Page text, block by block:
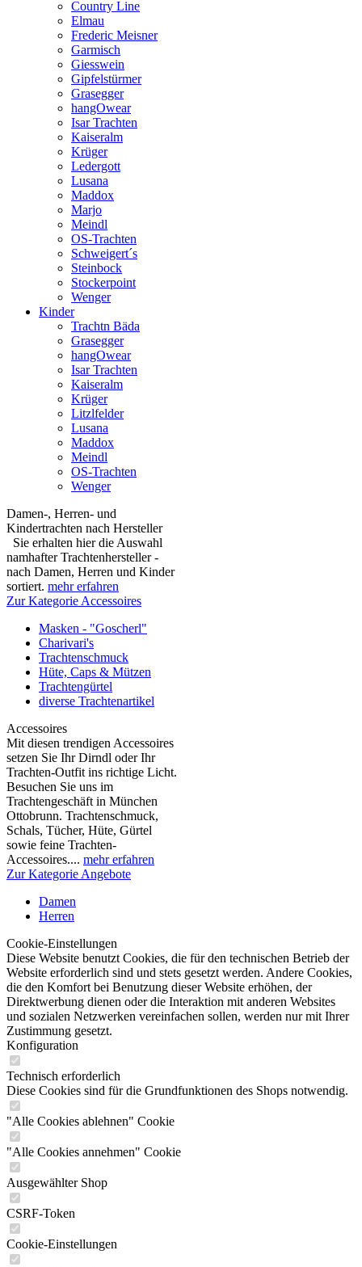
Country Line
Elmau
Frederic Meisner
Garmisch
Giesswein
Gipfelstürmer
Grasegger
hangOwear
Isar Trachten
Kaiseralm
Krüger
Ledergott
Lusana
Maddox
Marjo
Meindl
OS-Trachten
Schweigert´s
Steinbock
Stockerpoint
Wenger
Kinder
Trachtn Bäda
Grasegger
hangOwear
Isar Trachten
Kaiseralm
Krüger
Litzlfelder
Lusana
Maddox
Meindl
OS-Trachten
Wenger
Damen-, Herren- und
Kindertrachten nach Hersteller
Sie erhalten hier die Auswahl
namhafter Trachtenhersteller -
nach Damen, Herren und Kinder
sortiert. mehr erfahren
Zur Kategorie Accessoires
Masken - "Goscherl"
Charivari's
Trachtenschmuck
Hüte, Caps & Mützen
Trachtengürtel
diverse Trachtenartikel
Accessoires
Mit diesen trendigen Accessoires
setzen Sie Ihr Dirndl oder Ihr
Trachten-Outfit ins richtige Licht.
Besuchen Sie uns im
Trachtengeschäft in München
Ottobrunn. Trachtenschmuck,
Schals, Tücher, Hüte, Gürtel
sowie feine Trachten-
Accessoires.... mehr erfahren
Zur Kategorie Angebote
Damen
Herren
Cookie-Einstellungen
Diese Website benutzt Cookies, die für den technischen Betrieb der
Website erforderlich sind und stets gesetzt werden. Andere Cookies,
die den Komfort bei Benutzung dieser Website erhöhen, der
Direktwerbung dienen oder die Interaktion mit anderen Websites
und sozialen Netzwerken vereinfachen sollen, werden nur mit Ihrer
Zustimmung gesetzt.
Konfiguration
Technisch erforderlich
Diese Cookies sind für die Grundfunktionen des Shops notwendig.
"Alle Cookies ablehnen" Cookie
"Alle Cookies annehmen" Cookie
Ausgewählter Shop
CSRF-Token
Cookie-Einstellungen